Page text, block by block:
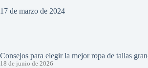
17 de marzo de 2024
Consejos para elegir la mejor ropa de tallas
18 de junio de 2026